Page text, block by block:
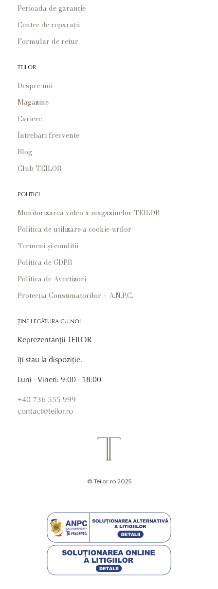
Perioada de garanție
Centre de reparații
Formular de retur
TEILOR
Despre noi
Magazine
Cariere
Întrebări frecvente
Blog
Club TEILOR
POLITICI
Monitorizarea video a magazinelor TEILOR
Politica de utilizare a cookie-urilor
Termeni și conditii
Politica de GDPR
Politica de Avertizori
Protecția Consumatorilor – A.N.P.C.
ȚINE LEGĂTURA CU NOI
Reprezentanții TEILOR
îți stau la dispoziție.
Luni - Vineri: 9:00 - 18:00
+40 736 555 999
contact@teilor.ro
© Teilor.ro 2025